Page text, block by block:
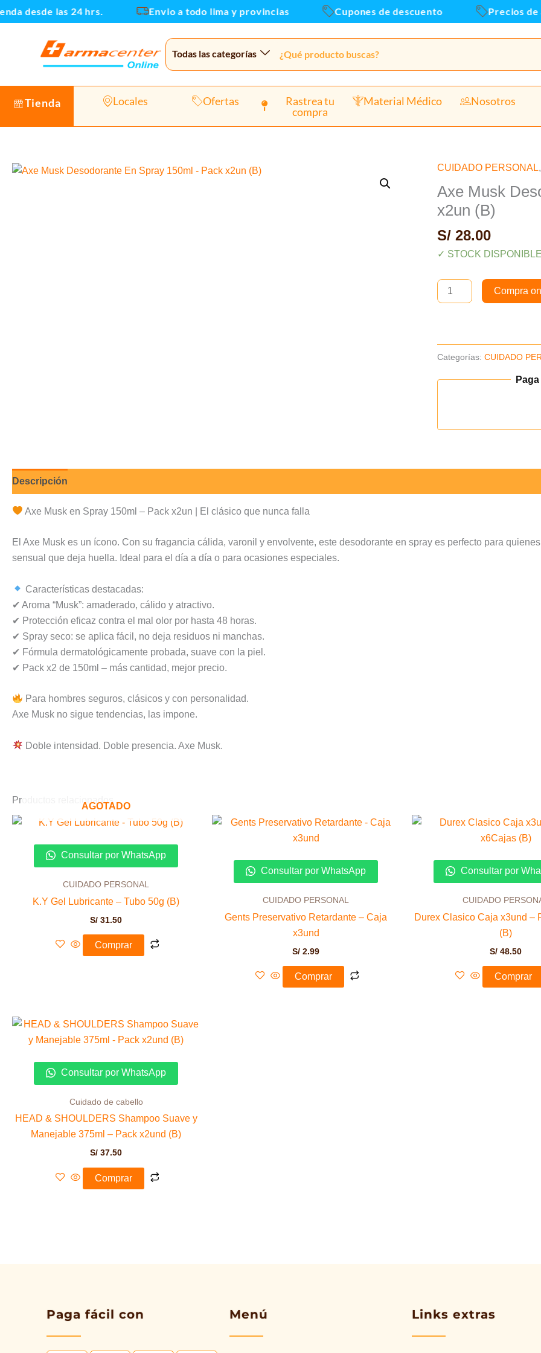
al
desde las 24 hrs. Envio a todo lima y provincias Cupones de descuento Precios de
Todas las categorías
Tienda Locales Ofertas
Rastrea tu
compra
Material Médico Nosotros
CUIDADO PERSONAL,
Axe Musk
x2un (B)
S/ 28.00
✓ STOCK DISPONIBLE
Axe
Musk
En
Spray
150ml
Pack
x2un
Compra
Categorías:CUIDADO
Descripción
Axe Musk en Spray 150ml – Pack x2un | El clásico que nunca falla
El Axe Musk es un ícono. Con su fragancia cálida, varonil y envolvente, este desodorante en spray es perfecto para
sensual que deja huella. Ideal para el día a día o para ocasiones especiales.
Características destacadas:
✔ Aroma “Musk”: amaderado, cálido y atractivo.
✔ Protección eficaz contra el mal olor por hasta 48 horas.
✔ Spray seco: se aplica fácil, no deja residuos ni manchas.
✔ Fórmula dermatológicamente probada, suave con la piel.
✔ Pack x2 de 150ml – más cantidad, mejor precio.
Para hombres seguros, clásicos y con personalidad.
Axe Musk no sigue tendencias, las impone.
Doble intensidad. Doble presencia. Axe Musk.
Productos relacionados
AGOTADO
Consultar por WhatsApp
CUIDADO PERSONAL
K.Y Gel Lubricante – Tubo 50g (B)
S/ 31.50
Comprar
Consultar por WhatsApp
CUIDADO PERSONAL
Gents Preservativo Retardante – Caja
x3und
S/ 2.99
Comprar
Consultar por
CUIDADO
Durex Clasico Caja x3und –
(B)
S/ 48.50
Comprar
Consultar por WhatsApp
Cuidado de cabello
HEAD & SHOULDERS Shampoo Suave y
Manejable 375ml – Pack x2und (B)
S/ 37.50
Comprar
Paga fácil con Menú Links extras